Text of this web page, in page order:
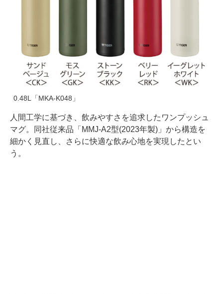
0.48L「MKA-K048」
人間工学に基づき、飲みやすさを追求したワンプッシュ
マグ。同社従来品「MMJ-A2型(2023年製)」から構造を
細かく見直し、さらに快適な飲み心地を実現したとい
う。